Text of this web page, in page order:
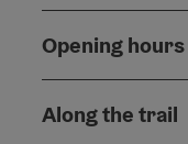
Opening hours
Along the trail